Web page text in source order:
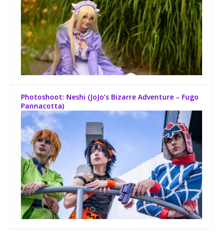
Photoshoot: Neshi (JoJo’s Bizarre Adventure – Fugo
Pannacotta)